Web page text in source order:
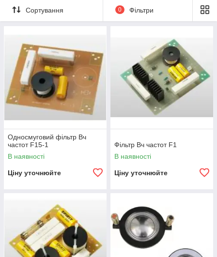
Сортування 0 Фільтри
Односмуговий фільтр Вч
частот F15-1
В наявності
Ціну уточнюйте
Фільтр Вч частот F1
В наявності
Ціну уточнюйте